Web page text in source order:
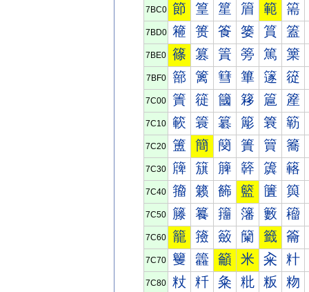
7BC0 節 篁 篂 篃 範 篅
7BD0 篐 篑 篒 篓 篔 篕
7BE0 篠 篡 篢 篣 篤 篥
7BF0 篰 篱 篲 篳 篴 篵
7C00 簀 簁 簂 簃 簄 簅
7C10 簐 簑 簒 簓 簔 簕
7C20 簠 簡 簢 簣 簤 簥
7C30 簰 簱 簲 簳 簴 簵
7C40 籀 籁 籂 籃 籄 籅
7C50 籐 籑 籒 籓 籔 籕
7C60 籠 籡 籢 籣 籤 籥
7C70 籰 籱 籲 米 籴 籵
7C80 粀 粁 粂 粃 粄 粅